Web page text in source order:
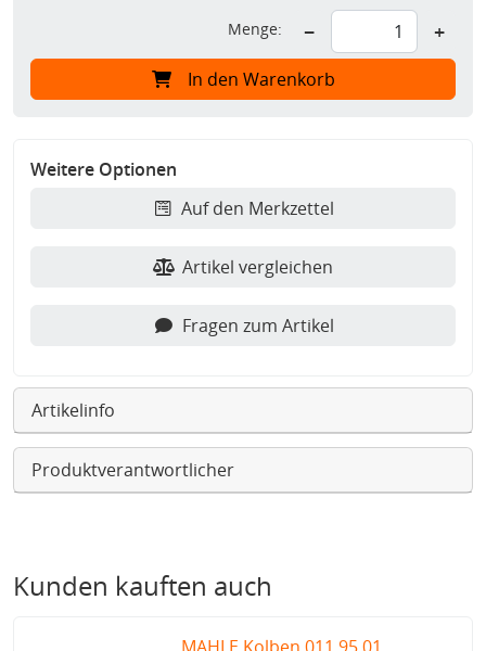
Menge: − +
In den Warenkorb
Weitere Optionen
Auf den Merkzettel
Artikel vergleichen
Fragen zum Artikel
Artikelinfo
Produktverantwortlicher
Kunden kauften auch